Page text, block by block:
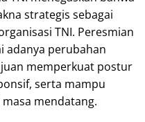
strategis sebagai
TNI. Peresmian
adanya perubahan
memperkuat postur
serta mampu
mendatang.